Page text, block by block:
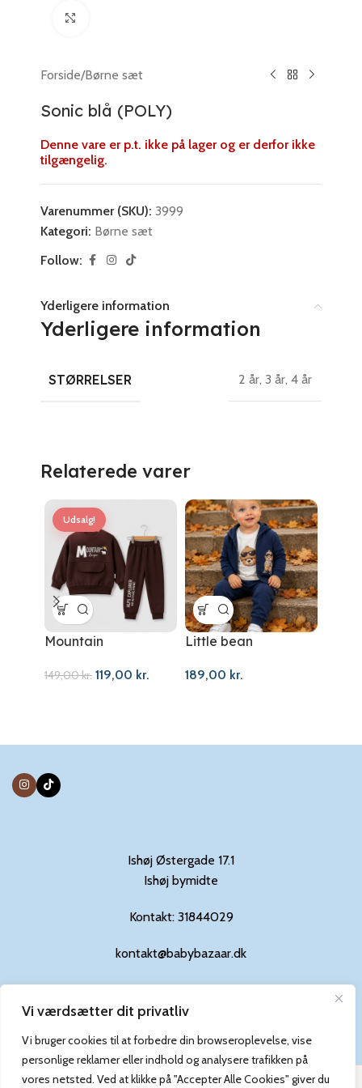
Vi værdsætter dit privatliv
Vi bruger cookies til at forbedre din browseroplevelse, vise
personlige reklamer eller indhold og analysere trafikken på
vores netsted. Ved at klikke på "Accepter Alle Cookies" giver du
Forside/Børne sæt
Sonic blå (POLY)
Denne vare er p.t. ikke på lager og er derfor ikke
tilgængelig.
Varenummer (SKU): 3999
Kategori: Børne sæt
Follow:
Yderligere information
Yderligere information
STØRRELSER 2 år, 3 år, 4 år
Relaterede varer
Udsalg!
Mountain
149,00kr. 119,00 kr.
Little bean
189,00 kr.
Ishøj Østergade 17.1
Ishøj bymidte
Kontakt: 31844029
kontakt@babybazaar.dk
Baby Bazaar @ 2024 | Powered byWebTalas